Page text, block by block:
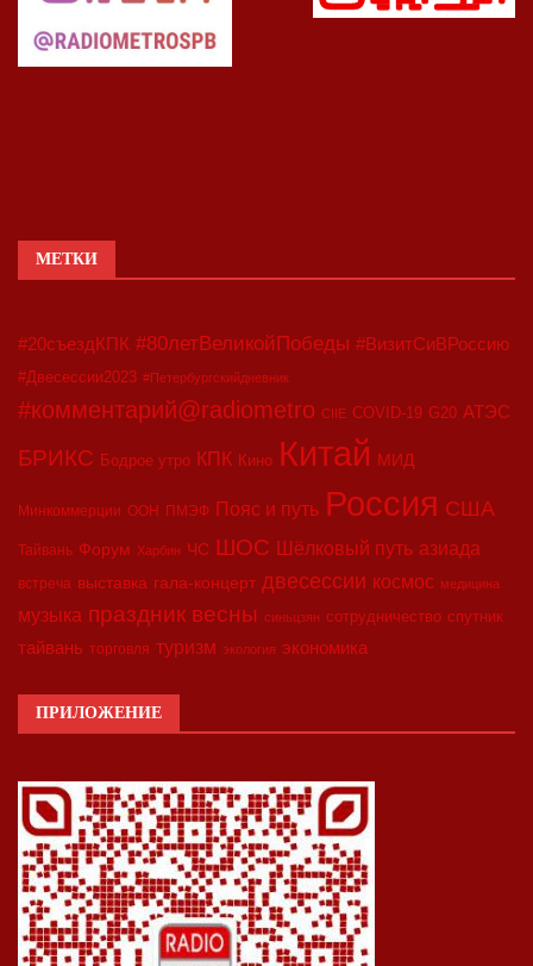
МЕТКИ
#20съездКПК #80летВеликойПобеды #ВизитСиВРоссию
#Двесессии2023 #Петербургскийдневник
#комментарий@radiometro CIIE COVID-19 G20 АТЭС
БРИКС Бодрое утро КПК Кино Китай МИД
Минкоммерции ООН ПМЭФ Пояс и путь Россия США
Тайвань Форум Харбин ЧС ШОС Шёлковый путь азиада
встреча выставка гала-концерт двесессии космос медицина
музыка праздник весны синьцзян сотрудничество спутник
тайвань торговля туризм экология экономика
ПРИЛОЖЕНИЕ